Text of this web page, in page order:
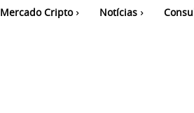
Mercado Cripto Notícias